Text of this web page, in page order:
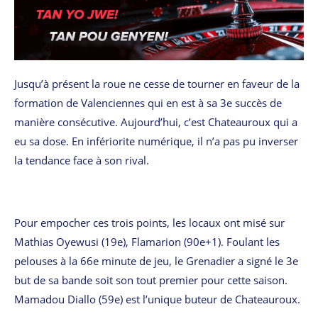
Jusqu’à présent la roue ne cesse de tourner en faveur de la
formation de Valenciennes qui en est à sa 3e succès de
manière consécutive. Aujourd’hui, c’est Chateauroux qui a
eu sa dose. En infériorite numérique, il n’a pas pu inverser
la tendance face à son rival.
Pour empocher ces trois points, les locaux ont misé sur
Mathias Oyewusi (19e), Flamarion (90e+1). Foulant les
pelouses à la 66e minute de jeu, le Grenadier a signé le 3e
but de sa bande soit son tout premier pour cette saison.
Mamadou Diallo (59e) est l’unique buteur de Chateauroux.